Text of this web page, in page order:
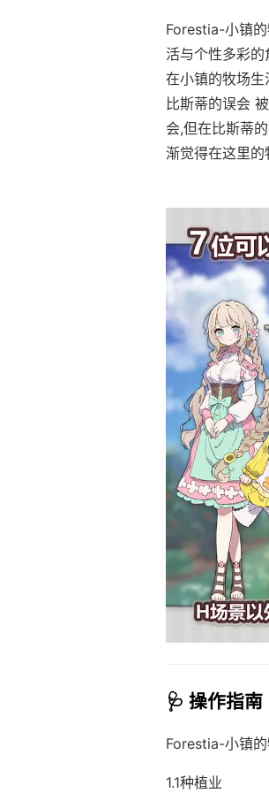
Forestia-小镇
活与个性多彩
在小镇的牧场
比斯蒂的误会
会,但在比斯蒂
渐觉得在这里
🩺 操作指南
Forestia-小镇
1.1种植业